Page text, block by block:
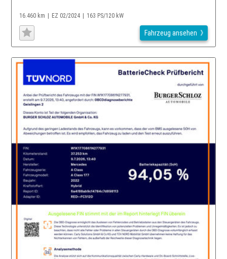
16.460 km EZ 02/2024 163 PS/120 kW
Fahrzeug ansehen